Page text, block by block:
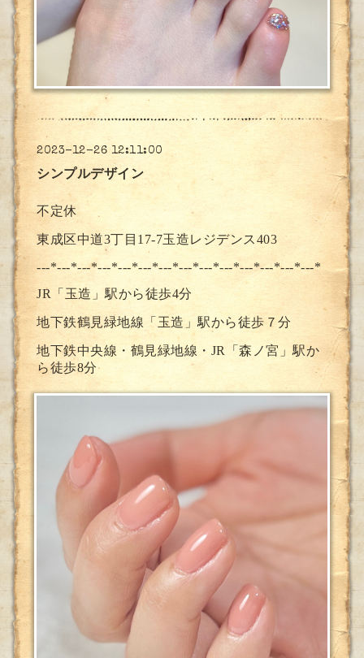
2023-12-26 12:11:00
シンプルデザイン
不定休
東成区中道3丁目17-7玉造レジデンス403
---*---*---*---*---*---*---*---*---*---*---*---*---*---*
JR「玉造」駅から徒歩4分
地下鉄鶴見緑地線「玉造」駅から徒歩７分
地下鉄中央線・鶴見緑地線・JR「森ノ宮」駅か
ら徒歩8分